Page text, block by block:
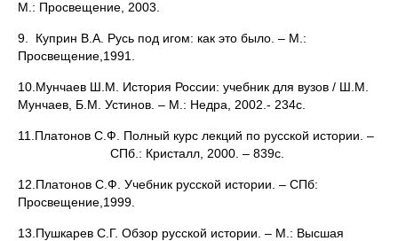
М.: Просвещение, 2003.
9. Куприн В.А. Русь под игом: как это было. – М.:
Просвещение,1991.
10.Мунчаев Ш.М. История России: учебник для вузов / Ш.М.
Мунчаев, Б.М. Устинов. – М.: Недра, 2002.- 234с.
11.Платонов С.Ф. Полный курс лекций по русской истории. –
СПб.: Кристалл, 2000. – 839с.
12.Платонов С.Ф. Учебник русской истории. – СПб:
Просвещение,1999.
13.Пушкарев С.Г. Обзор русской истории. – М.: Высшая